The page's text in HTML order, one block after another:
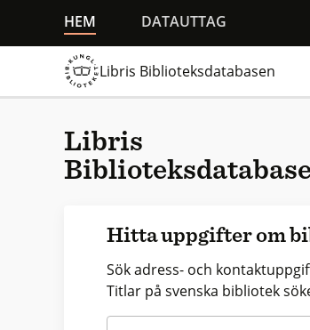
HEM DATAUTTAG
Libris Biblioteksdatabasen
Libris
Hitta uppgifter om
Sök adress- och
Titlar på svenska bibliotek